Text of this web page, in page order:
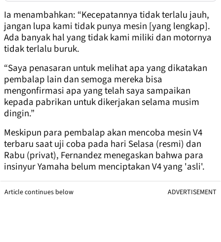
Ia menambahkan: “Kecepatannya tidak terlalu jauh,
jangan lupa kami tidak punya mesin [yang lengkap].
Ada banyak hal yang tidak kami miliki dan motornya
tidak terlalu buruk.
“Saya penasaran untuk melihat apa yang dikatakan
pembalap lain dan semoga mereka bisa
mengonfirmasi apa yang telah saya sampaikan
kepada pabrikan untuk dikerjakan selama musim
dingin.”
Meskipun para pembalap akan mencoba mesin V4
terbaru saat uji coba pada hari Selasa (resmi) dan
Rabu (privat), Fernandez menegaskan bahwa para
insinyur Yamaha belum menciptakan V4 yang 'asli'.
Article continues below ADVERTISEMENT